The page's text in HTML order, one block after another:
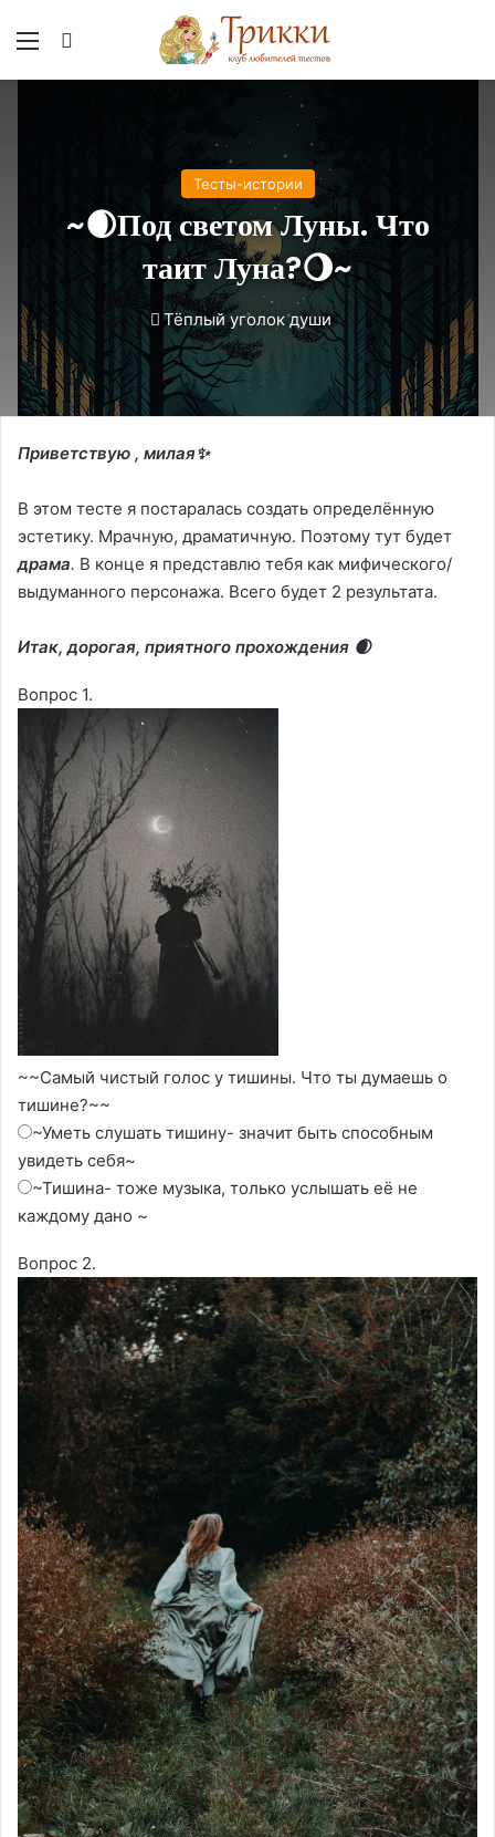
Меню
Тесты-истории
~🌒Под светом Луны. Что
таит Луна?🌖~
Тёплый уголок души
Приветствую , милая✨
В этом тесте я постаралась создать определённую
эстетику. Мрачную, драматичную. Поэтому тут будет
драма. В конце я представлю тебя как мифического/
выдуманного персонажа. Всего будет 2 результата.
Итак, дорогая, приятного прохождения 🌒
Вопрос 1.
~~Самый чистый голос у тишины. Что ты думаешь о
тишине?~~
~Уметь слушать тишину- значит быть способным
увидеть себя~
~Тишина- тоже музыка, только услышать её не
каждому дано ~
Вопрос 2.